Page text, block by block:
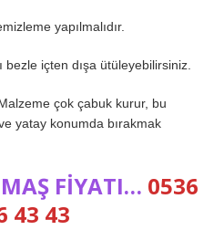
yapılmalıdır.
bezle içten dışa ütüleyebilirsiniz.
çok çabuk kurur, bu
yatay konumda bırakmak
FİYATI… 0536
43 43